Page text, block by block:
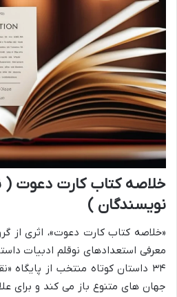
خلاصه کتاب کارت دعوت (
نویسندگان )
«خلاصه کتاب کارت دعوت»، اثری از
معرفی استعدادهای نوقلم ادبیات
۳۴ داستان کوتاه منتخب از پایگاه
جهان های متنوع باز می کند و برای